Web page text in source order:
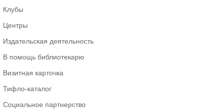
Клубы
Центры
Издательская деятельность
В помощь библиотекарю
Визитная карточка
Тифло-каталог
Социальное партнерство